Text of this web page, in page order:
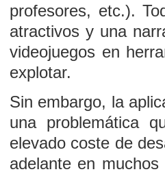
profesores, etc.).
atractivos y una
videojuegos en
explotar.
Sin embargo, la
una problemática
elevado coste de
adelante en